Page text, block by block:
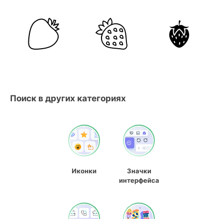
Поиск в других категориях
Иконки
Значки
интерфейса